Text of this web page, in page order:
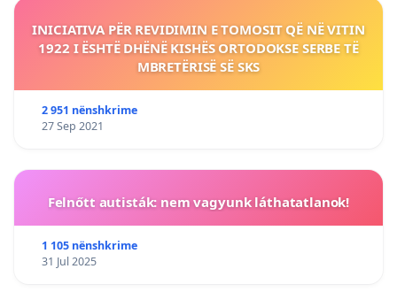
INICIATIVA PËR REVIDIMIN E TOMOSIT QË NË VITIN
1922 I ËSHTË DHËNË KISHËS ORTODOKSE SERBE TË
MBRETËRISË SË SKS
2 951 nënshkrime
27 Sep 2021
Felnőtt autisták: nem vagyunk láthatatlanok!
1 105 nënshkrime
31 Jul 2025